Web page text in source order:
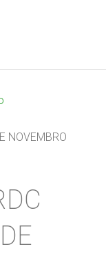
NOVEMBRO